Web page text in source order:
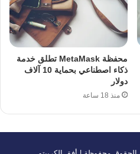
محفظة MetaMask تطلق خدمة
ذكاء اصطناعي بحماية 10 آلاف
دولار
منذ 18 ساعة